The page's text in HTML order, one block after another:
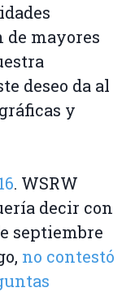
de mayores
deseo da al
y
. WSRW
decir con
septiembre
no contestó